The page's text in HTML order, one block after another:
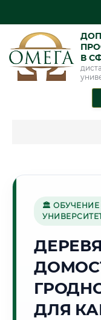
В
промышленность"
🏛 ОБУЧЕНИЕ
ДЛЯ